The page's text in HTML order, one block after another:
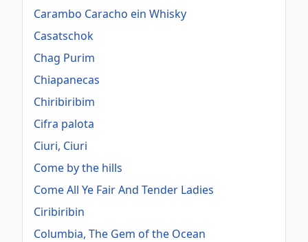
Carambo Caracho ein Whisky
Casatschok
Chag Purim
Chiapanecas
Chiribiribim
Cifra palota
Ciuri, Ciuri
Come by the hills
Come All Ye Fair And Tender Ladies
Ciribiribin
Columbia, The Gem of the Ocean